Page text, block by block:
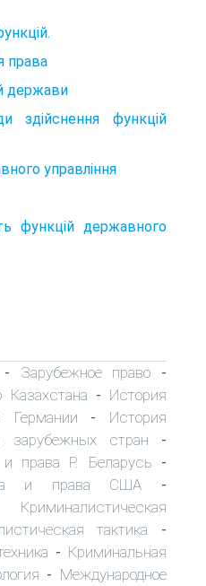
права
держави
функцій
управління
функцій державного
- Зарубежное право -
Казахстана - История
Германии - История
зарубежных стран -
и права Р. Беларусь -
и права США -
Криминалистическая
тактика -
- Криминальная
- Международное